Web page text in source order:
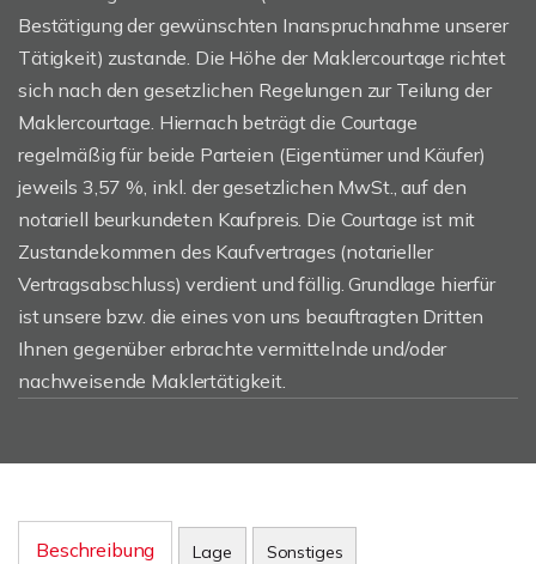
Bestätigung der gewünschten Inanspruchnahme unserer
Tätigkeit) zustande. Die Höhe der Maklercourtage richtet
sich nach den gesetzlichen Regelungen zur Teilung der
Maklercourtage. Hiernach beträgt die Courtage
regelmäßig für beide Parteien (Eigentümer und Käufer)
jeweils 3,57 %, inkl. der gesetzlichen MwSt., auf den
notariell beurkundeten Kaufpreis. Die Courtage ist mit
Zustandekommen des Kaufvertrages (notarieller
Vertragsabschluss) verdient und fällig. Grundlage hierfür
ist unsere bzw. die eines von uns beauftragten Dritten
Ihnen gegenüber erbrachte vermittelnde und/oder
nachweisende Maklertätigkeit.
Beschreibung Lage Sonstiges